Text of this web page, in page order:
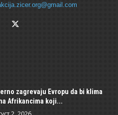
zagrevaju Evropu da bi klima
Afrikancima koji...